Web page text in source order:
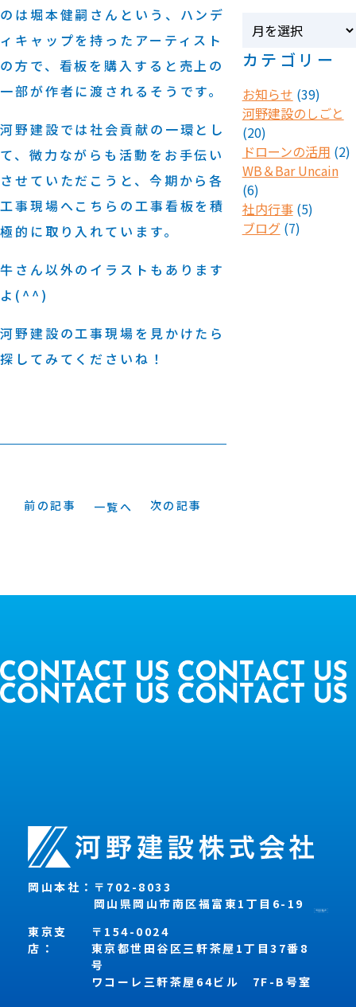
のは堀本健嗣さんという、ハンデ
ィキャップを持ったアーティスト
の方で、看板を購入すると 売上の
一部が作者に渡されるそうです。
河野建設では社会貢献の一環とし
て、微力ながらも活動をお手伝い
させていただこうと、今期から各
工事現場へこちらの工事看板を積
極的に取り入れています。
牛さん以外のイラストもあります
よ(^^)
河野建設の工事現場を見かけたら
探してみてくださいね！
前の記事 一覧へ 次の記事
カテゴリー
お知らせ (39)
河野建設のしごと
(20)
ドローンの活用 (2)
WB＆Bar Uncain
(6)
社内行事(5)
ブログ(7)
岡山本社： 〒702-8033
岡山県岡山市南区福富東1丁目6-19
東京支
店：
〒154-0024
東京都世田谷区三軒茶屋1丁目37番8
号
ワコーレ三軒茶屋64ビル 7F-B号室